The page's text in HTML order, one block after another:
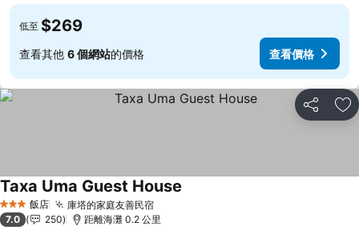
低至 $269
查看其他 6 個網站的價格 查看價格
分享 加
3 星級 飯店 庫塔的家庭友善民宿查看價格
Taxa Uma Guest House
7.0 250 距離海灘 0.2 公里